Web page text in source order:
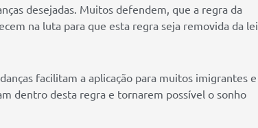
desejadas. Muitos defendem, que a regra da
na luta para que esta regra seja removida da lei
facilitam a aplicação para muitos imigrantes e
dentro desta regra e tornarem possível o sonho